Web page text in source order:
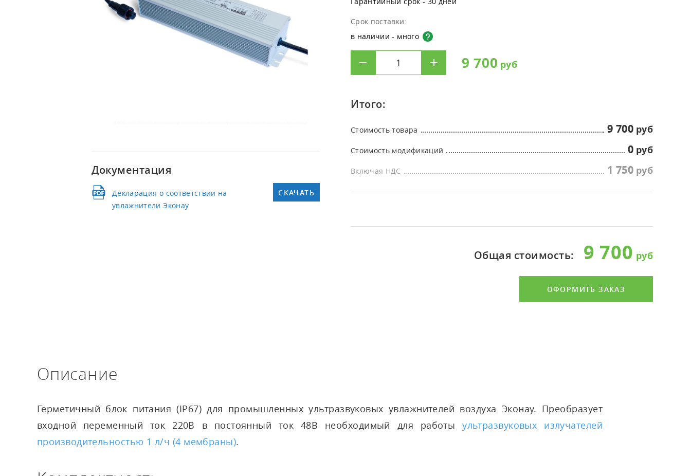
СИСТЕМЫ УВЛАЖНЕНИЯ ВОЗДУХА
Ультразвуковые увлажнители
Озонаторы воды для бассейнов
Блочно-модульные станции
[КИ-ОЗОН] Испытательные
озоновые камеры
ультразвуковых увлажнителей
Дезинфекция
Климатические камеры,
Документация
Декларация о соответствии на
увлажнители Эконау
СКАЧАТЬ
Срок поставки:
в наличии - много
9 700
Итого:
Стоимость товара 9 700
Стоимость модификаций 0
Включая НДС 1 750
Общая стоимость: 9 700
ОФОРМИТЬ ЗАКАЗ
Описание
Герметичный блок питания (IP67) для промышленных ультразвуковых увлажнителей воздуха Эконау. Преобразует
входной переменный ток 220В в постоянный ток 48В необходимый для работыультразвуковых излучателей
производительностью 1 л/ч (4 мембраны).